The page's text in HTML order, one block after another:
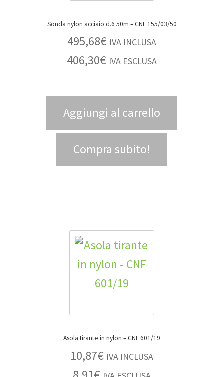
Sonda nylon acciaio d.6 50m – CNF 155/03/50
495,68€ IVA INCLUSA
406,30€ IVA ESCLUSA
Aggiungi al carrello
Compra subito!
Asola tirante in nylon – CNF 601/19
10,87€ IVA INCLUSA